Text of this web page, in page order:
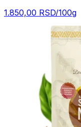
1.850,00 RSD/100g